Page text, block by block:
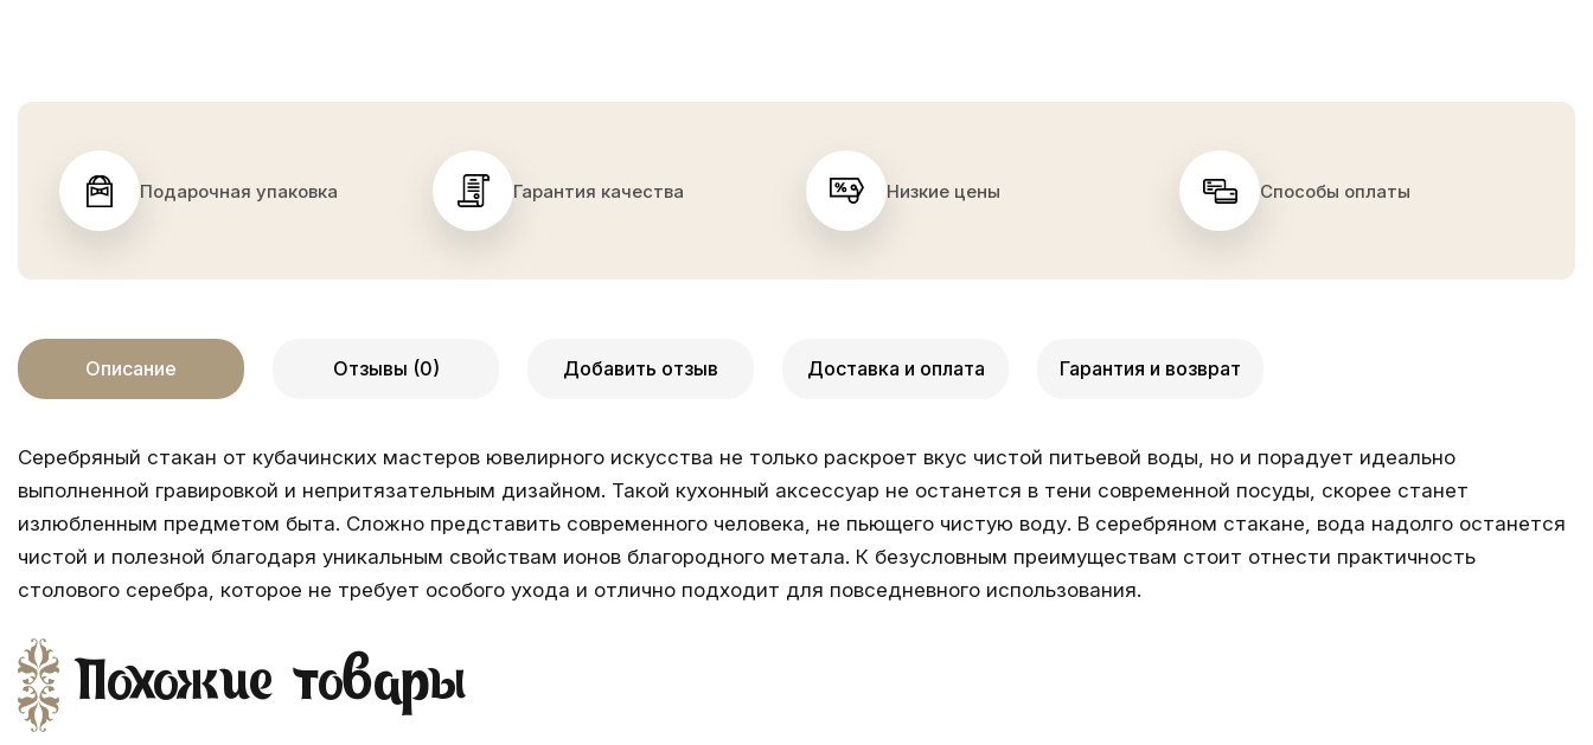
Подарочная упаковка Гарантия качества Низкие цены Способы оплаты
Описание Отзывы (0) Добавить отзыв Доставка и оплата Гарантия и возврат
Серебряный стакан от кубачинских мастеров ювелирного искусства не только раскроет вкус чистой питьевой воды, но и порадует идеально
выполненной гравировкой и непритязательным дизайном. Такой кухонный аксессуар не останется в тени современной посуды, скорее станет
излюбленным предметом быта. Сложно представить современного человека, не пьющего чистую воду. В серебряном стакане, вода надолго останется
чистой и полезной благодаря уникальным свойствам ионов благородного метала. К безусловным преимуществам стоит отнести практичность
столового серебра, которое не требует особого ухода и отлично подходит для повседневного использования.
Похожие товары